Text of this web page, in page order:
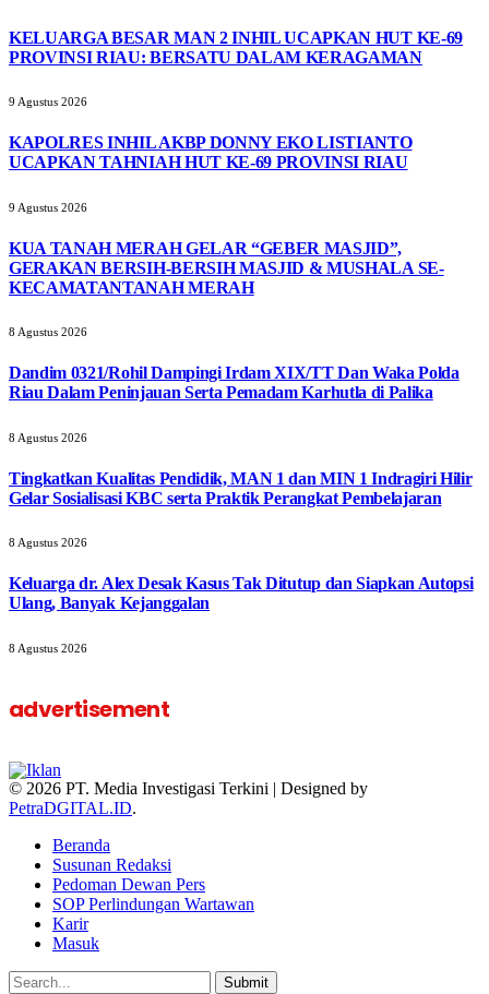
KELUARGA BESAR MAN 2 INHIL UCAPKAN HUT KE-69
PROVINSI RIAU: BERSATU DALAM KERAGAMAN
9 Agustus 2026
KAPOLRES INHIL AKBP DONNY EKO LISTIANTO
UCAPKAN TAHNIAH HUT KE-69 PROVINSI RIAU
9 Agustus 2026
KUA TANAH MERAH GELAR “GEBER MASJID”,
GERAKAN BERSIH-BERSIH MASJID & MUSHALA SE-
KECAMATANTANAH MERAH
8 Agustus 2026
Dandim 0321/Rohil Dampingi Irdam XIX/TT Dan Waka Polda
Riau Dalam Peninjauan Serta Pemadam Karhutla di Palika
8 Agustus 2026
Tingkatkan Kualitas Pendidik, MAN 1 dan MIN 1 Indragiri Hilir
Gelar Sosialisasi KBC serta Praktik Perangkat Pembelajaran
8 Agustus 2026
Keluarga dr. Alex Desak Kasus Tak Ditutup dan Siapkan Autopsi
Ulang, Banyak Kejanggalan
8 Agustus 2026
advertisement
© 2026 PT. Media Investigasi Terkini | Designed by
PetraDGITAL.ID.
Beranda
Susunan Redaksi
Pedoman Dewan Pers
SOP Perlindungan Wartawan
Karir
Masuk
Submit